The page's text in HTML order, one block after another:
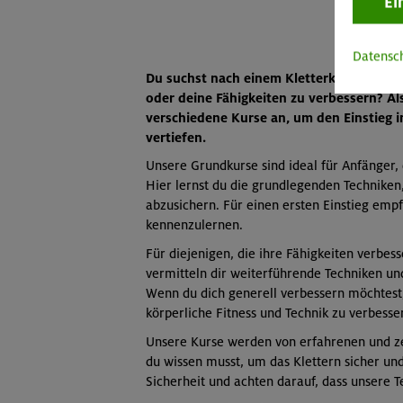
Du suchst nach einem Kletterkurs in
oder deine Fähigkeiten zu verbessern?
verschiedene Kurse an, um den
vertiefen.
Unsere Grundkurse sind ideal für
Hier lernst du die grundlegenden
abzusichern. Für einen ersten Einstieg
kennenzulernen.
Für diejenigen, die ihre Fähigkeiten
vermitteln dir weiterführende Techniken
Wenn du dich generell verbessern
körperliche Fitness und Technik zu
Unsere Kurse werden von erfahrenen
du wissen musst, um das Klettern sicher
Sicherheit und achten darauf, dass unsere